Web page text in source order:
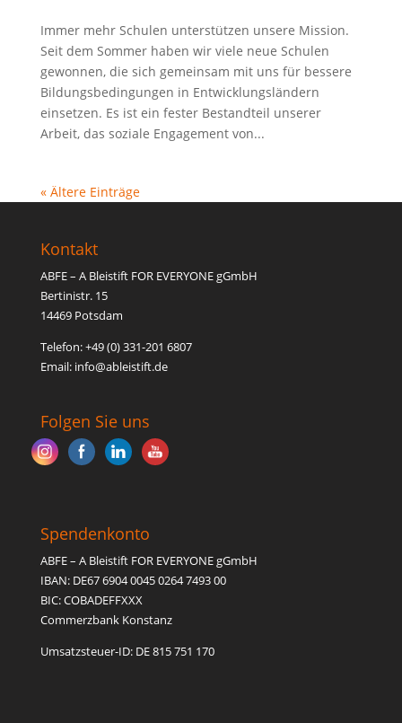
Immer mehr Schulen unterstützen unsere Mission.
Seit dem Sommer haben wir viele neue Schulen
gewonnen, die sich gemeinsam mit uns für bessere
Bildungsbedingungen in Entwicklungsländern
einsetzen. Es ist ein fester Bestandteil unserer
Arbeit, das soziale Engagement von...
« Ältere Einträge
Kontakt
ABFE – A Bleistift FOR EVERYONE gGmbH
Bertinistr. 15
14469 Potsdam
Telefon: +49 (0) 331-201 6807
Email: info@ableistift.de
Folgen Sie uns
Spendenkonto
ABFE – A Bleistift FOR EVERYONE gGmbH
IBAN: DE67 6904 0045 0264 7493 00
BIC: COBADEFFXXX
Commerzbank Konstanz
Umsatzsteuer-ID: DE 815 751 170